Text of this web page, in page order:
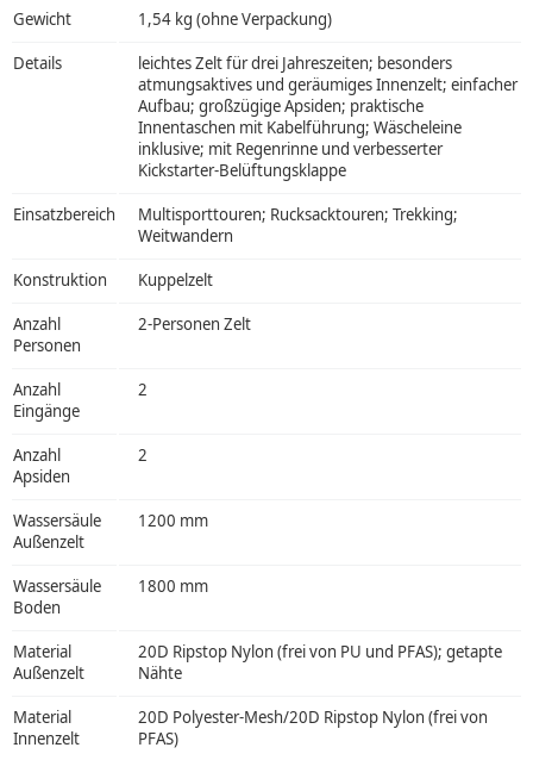
Gewicht 1,54 kg (ohne Verpackung)
Details
leichtes Zelt für drei Jahreszeiten; besonders
atmungsaktives und geräumiges Innenzelt; einfacher
Aufbau; großzügige Apsiden; praktische
Innentaschen mit Kabelführung; Wäscheleine
inklusive; mit Regenrinne und verbesserter
Kickstarter-Belüftungsklappe
Einsatzbereich
Multisporttouren; Rucksacktouren; Trekking;
Weitwandern
Konstruktion Kuppelzelt
Anzahl
Personen
2-Personen Zelt
Anzahl
Eingänge
2
Anzahl
Apsiden
2
Wassersäule
Außenzelt
1200 mm
Wassersäule
Boden
1800 mm
Material
Außenzelt
20D Ripstop Nylon (frei von PU und PFAS); getapte
Nähte
Material
Innenzelt
20D Polyester-Mesh/20D Ripstop Nylon (frei von
PFAS)